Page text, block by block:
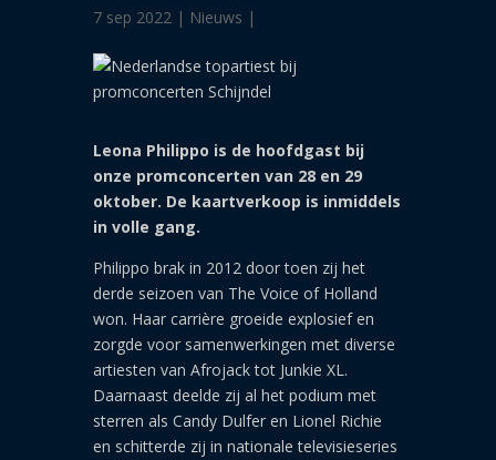
7 sep 2022 | Nieuws |
Leona Philippo is de hoofdgast bij
onze promconcerten van 28 en 29
oktober. De kaartverkoop is inmiddels
in volle gang.
Philippo brak in 2012 door toen zij het
derde seizoen van The Voice of Holland
won. Haar carrière groeide explosief en
zorgde voor samenwerkingen met diverse
artiesten van Afrojack tot Junkie XL.
Daarnaast deelde zij al het podium met
sterren als Candy Dulfer en Lionel Richie
en schitterde zij in nationale televisieseries